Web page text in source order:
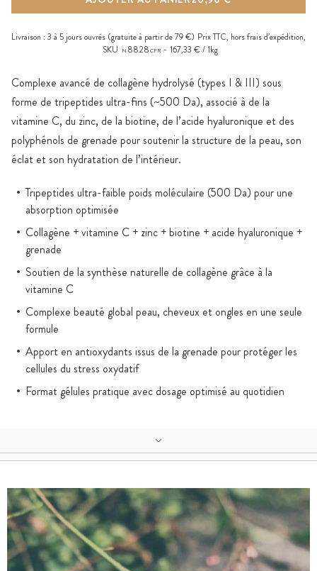
Complexe avancé de collagène hydrolysé (types I & III) sous
forme de tripeptides ultra-fins (~500 Da), associé à de la
vitamine C, du zinc, de la biotine, de l’acide hyaluronique et des
polyphénols de grenade pour soutenir la structure de la peau, son
éclat et son hydratation de l’intérieur.
Tripeptides ultra-faible poids moléculaire (500 Da) pour une
absorption optimisée
Collagène + vitamine C + zinc + biotine + acide hyaluronique +
grenade
Soutien de la synthèse naturelle de collagène grâce à la
vitamine C
Complexe beauté global peau, cheveux et ongles en une seule
formule
Apport en antioxydants issus de la grenade pour protéger les
cellules du stress oxydatif
Format gélules pratique avec dosage optimisé au quotidien
Livraison : 3 à 5 jours ouvrés (gratuite à partir de 79 €) Prix TTC, horsfrais d’expédition,
SKU
N 8828CFR 167,33 € / 1kg